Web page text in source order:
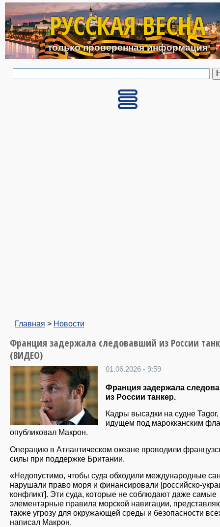
Перейти к основному
РУССКАЯ ВЕСНА
только проверенная информация
Главная > Новости
Франция задержала следовавший из России
(ВИДЕО)
01.06.2026 - 9:59
Франция задержала
из России танкер.
Кадры высадки на судне Tagor,
идущем под марокканским
опубликовал Макрон.
Операцию в Атлантическом океане проводили
силы при поддержке Британии.
«Недопустимо, чтобы суда обходили международные
нарушали право моря и финансировали [российско-
конфликт]. Эти суда, которые не соблюдают даже самые
элементарные правила морской навигации,
также угрозу для окружающей среды и безопасности
написал Макрон.